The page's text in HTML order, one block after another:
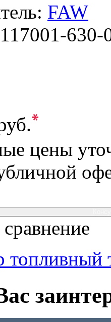
FAW
630-
*
цены
топливный